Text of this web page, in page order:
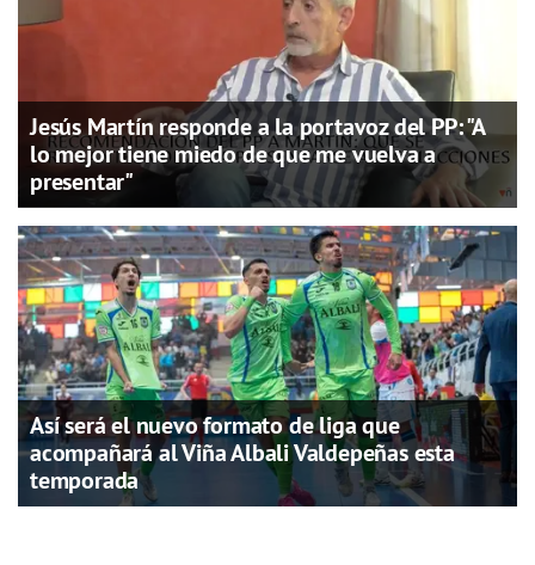
Jesús Martín responde a la portavoz del PP: "A
lo mejor tiene miedo de que me vuelva a
presentar"
Así será el nuevo formato de liga que
acompañará al Viña Albali Valdepeñas esta
temporada